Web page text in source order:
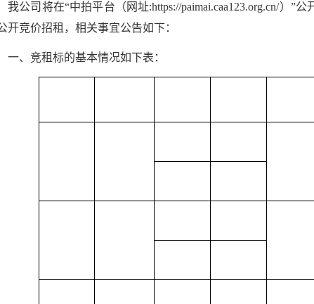
我公司将在“中拍平台（网址:https://paimai.caa123.org.cn/）”
开竞价招租，相关事宜公告如下：
一、竞租标的基本情况如下表：